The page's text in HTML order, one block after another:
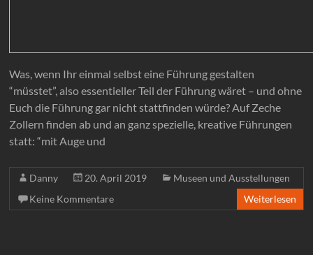
Was, wenn Ihr einmal selbst eine Führung gestalten
“müsstet”, also essentieller Teil der Führung wäret – und ohne
Euch die Führung gar nicht stattfinden würde? Auf Zeche
Zollern finden ab und an ganz spezielle, kreative Führungen
statt: “mit Auge und
Danny 20. April 2019
Museen und Ausstellungen
Keine Kommentare
Weiterlesen